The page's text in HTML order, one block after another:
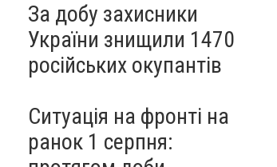
метадону
За добу захисники
України знищили 1470
російських окупантів
Ситуація на фронті на
ранок 1 серпня: